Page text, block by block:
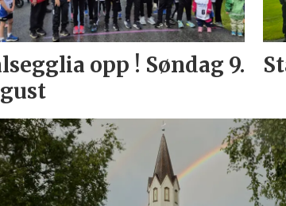
opp ! Søndag 9.